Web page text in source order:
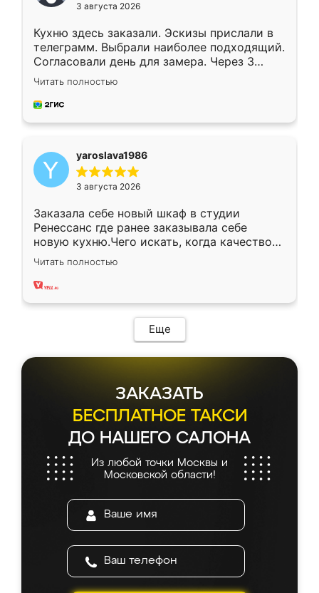
3 августа 2026
Кухню здесь заказали. Эскизы прислали в
телеграмм. Выбрали наиболее подходящий.
Согласовали день для замера. Через 3
недели кухня была уже готова. Остались
довольны работой. Спасибо Ренессанс
мебель за качественную работу!
Читать полностью
yaroslava1986
3 августа 2026
Заказала себе новый шкаф в студии
Ренессанс где ранее заказывала себе
новую кухню.Чего искать, когда качеством
вполне довольна. Служит кухня уже почти
два года, нареканий нет.
Читать полностью
Еще
ЗАКАЗАТЬ
БЕСПЛАТНОЕ ТАКСИ
ДО НАШЕГО САЛОНА
Из любой точки Москвы и
Московской области!